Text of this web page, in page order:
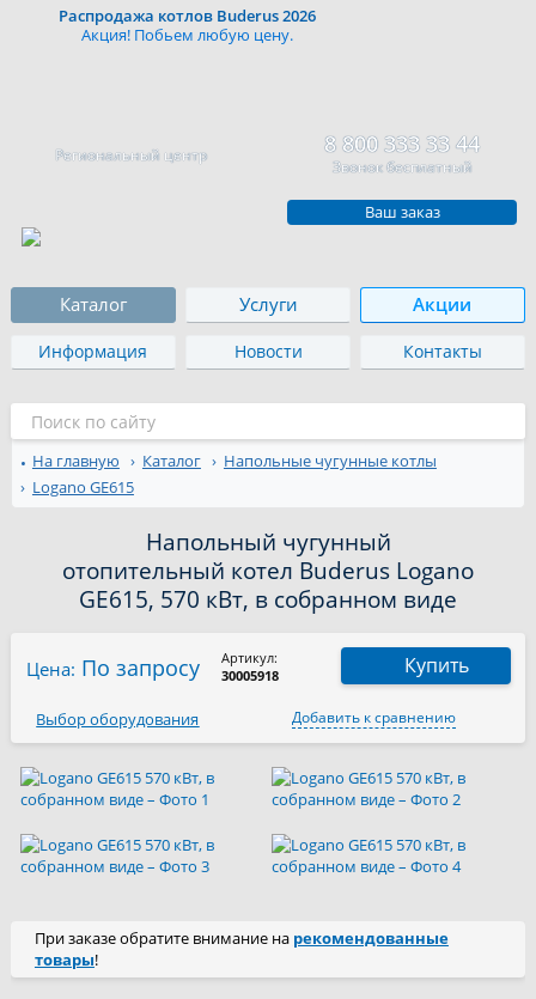
Распродажа котлов Buderus 2026
Акция! Побьем любую цену.
Региональный центр 8 800 333 33 44
Звонок бесплатный
Ваш заказ
Каталог Услуги Акции
Информация Новости Контакты
На главную Каталог
Напольные чугунные котлы
Logano GE615
Напольный чугунный
отопительный котел Buderus Logano
GE615, 570 кВт, в собранном виде
Цена: По запросу
Артикул:
30005918
Купить
Выбор оборудования Добавить к сравнению
При заказе обратите внимание на рекомендованные
товары!